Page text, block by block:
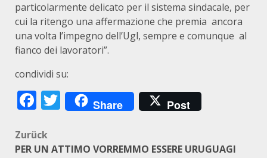
particolarmente delicato per il sistema sindacale, per
cui la ritengo una affermazione che premia ancora
una volta l’impegno dell’Ugl, sempre e comunque al
fianco dei lavoratori”.
condividi su:
Facebook
Twitter
Share Post
Beitragsnavigation
Zurück
PER UN ATTIMO VORREMMO ESSERE URUGUAGI